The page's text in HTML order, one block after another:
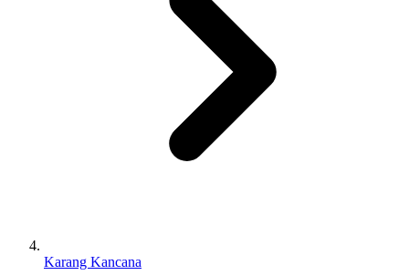
Karang Kancana